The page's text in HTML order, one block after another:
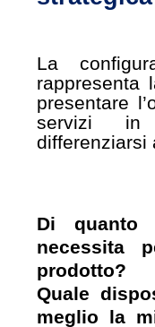
La
rappresenta
presentare
servizi
differenziarsi
Di quanto
necessita
prodotto?
Quale
meglio la